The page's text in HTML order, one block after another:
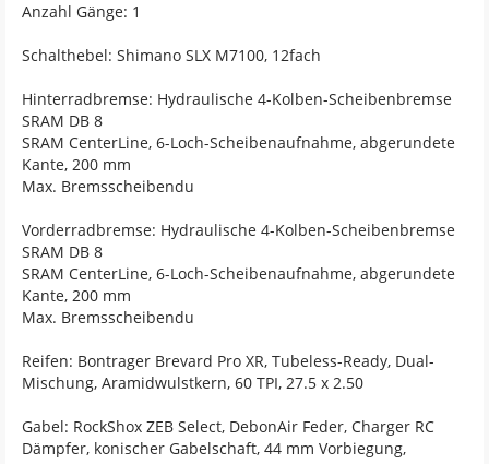
Anzahl Gänge: 1
Schalthebel: Shimano SLX M7100, 12fach
Hinterradbremse: Hydraulische 4-Kolben-Scheibenbremse
SRAM DB 8
SRAM CenterLine, 6-Loch-Scheibenaufnahme, abgerundete
Kante, 200 mm
Max. Bremsscheibendu
Vorderradbremse: Hydraulische 4-Kolben-Scheibenbremse
SRAM DB 8
SRAM CenterLine, 6-Loch-Scheibenaufnahme, abgerundete
Kante, 200 mm
Max. Bremsscheibendu
Reifen: Bontrager Brevard Pro XR, Tubeless-Ready, Dual-
Mischung, Aramidwulstkern, 60 TPI, 27.5 x 2.50
Gabel: RockShox ZEB Select, DebonAir Feder, Charger RC
Dämpfer, konischer Gabelschaft, 44 mm Vorbiegung,